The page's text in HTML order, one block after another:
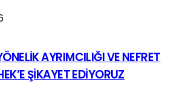
AYRIMCILIĞI VE NEFRET
ŞİKAYET EDİYORUZ